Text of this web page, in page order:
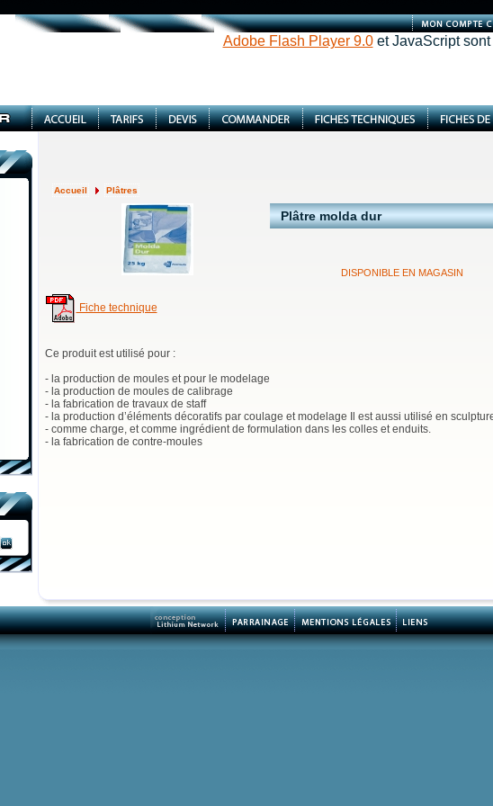
Adobe Flash Player 9.0et JavaScript sont
Accueil Plâtres
Plâtre molda dur
DISPONIBLE EN MAGASIN
Fiche technique
Ce produit est utilisé pour :
- la production de moules et pour le modelage
- la production de moules de calibrage
- la fabrication de travaux de staff
- la production d’éléments décoratifs par coulage et modelage Il est aussi utilisé en
- comme charge, et comme ingrédient de formulation dans les colles et enduits.
- la fabrication de contre-moules